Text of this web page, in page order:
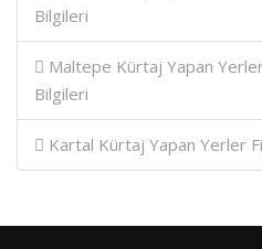
Bilgileri
Maltepe Kürtaj Yapan
Bilgileri
Kartal Kürtaj Yapan Yerler